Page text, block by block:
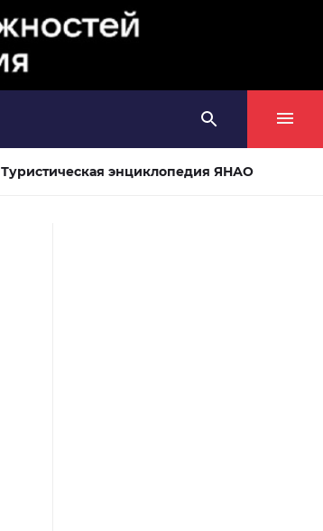
Туристическая энциклопедия ЯНАО